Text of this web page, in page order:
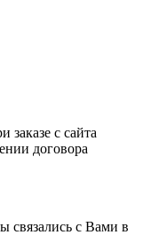
с сайта
договора
связались с Вами в